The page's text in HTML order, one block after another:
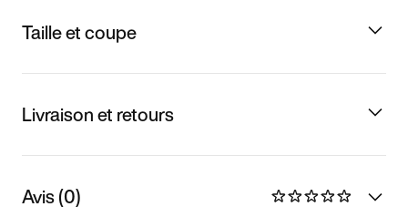
Taille et coupe
Livraison et retours
Avis (0)